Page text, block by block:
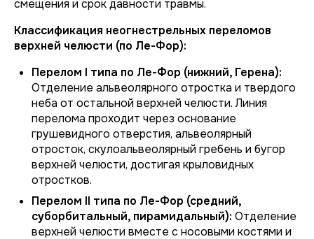
смещения и срок давности травмы.
Классификация неогнестрельных переломов
верхней челюсти (по Ле-Фор):
Перелом I типа по Ле-Фор (нижний, Герена):
Отделение альвеолярного отростка и твердого
неба от остальной верхней челюсти. Линия
перелома проходит через основание
грушевидного отверстия, альвеолярный
отросток, скулоальвеолярный гребень и бугор
верхней челюсти, достигая крыловидных
отростков.
Перелом II типа по Ле-Фор (средний,
суборбитальный, пирамидальный): Отделение
верхней челюсти вместе с носовыми костями и